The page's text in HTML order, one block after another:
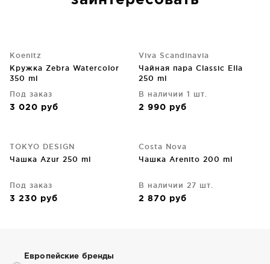
Koenitz
Кружка Zebra Watercolor
350 ml
Под заказ
3 020 руб
Viva Scandinavia
Чайная пара Classic Ella
250 ml
В наличии 1 шт.
2 990 руб
TOKYO DESIGN
Чашка Azur 250 ml
Под заказ
3 230 руб
Costa Nova
Чашка Arenito 200 ml
В наличии 27 шт.
2 870 руб
Европейские бренды